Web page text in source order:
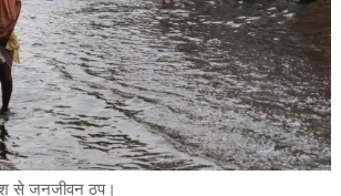
से जनजीवन ठप।